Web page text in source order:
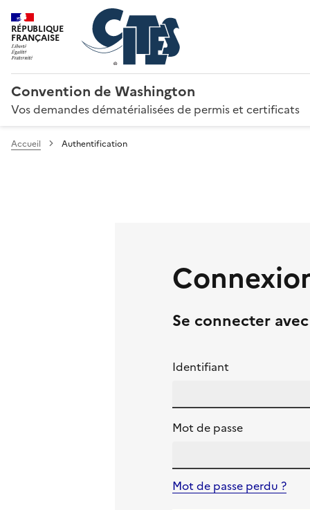
RÉPUBLIQUE
FRANÇAISE
Convention de Washington
Vos demandes dématérialisées de permis et certificats
Accueil Authentification
Se connecter
Identifiant
Mot de passe
Mot de passe perdu ?